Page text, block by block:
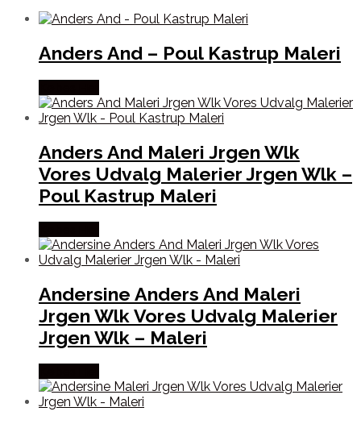
Anders And – Poul Kastrup Maleri
Anders And Maleri Jrgen Wlk
Vores Udvalg Malerier Jrgen Wlk –
Poul Kastrup Maleri
Andersine Anders And Maleri
Jrgen Wlk Vores Udvalg Malerier
Jrgen Wlk – Maleri